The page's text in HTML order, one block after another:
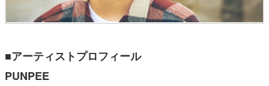
■アーティストプロフィール
PUNPEE